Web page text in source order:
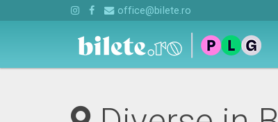
office@bilete.ro